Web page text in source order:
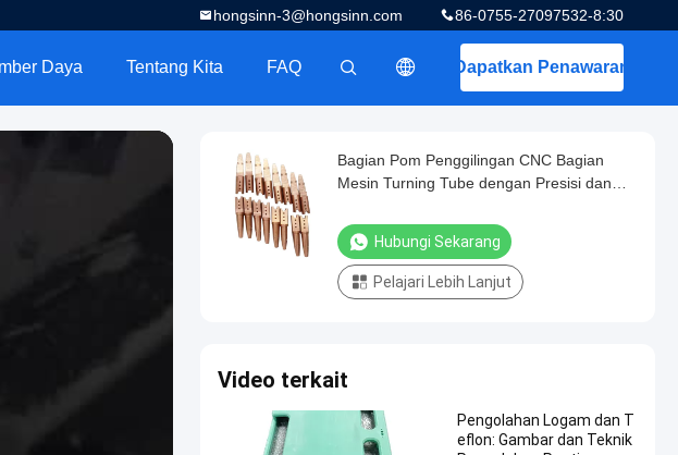
86-0755-27097532-8:30
hongsinn-3@hongsinn.com
Dapatkan Penawaran
Daya Tentang Kita FAQ
Bagian Pom Penggilingan CNC Bagian
Mesin Turning Tube dengan Presisi dan
Hubungi Sekarang
Pelajari Lebih Lanjut
Video terkait
Pengolahan Logam dan T
eflon: Gambar dan Teknik